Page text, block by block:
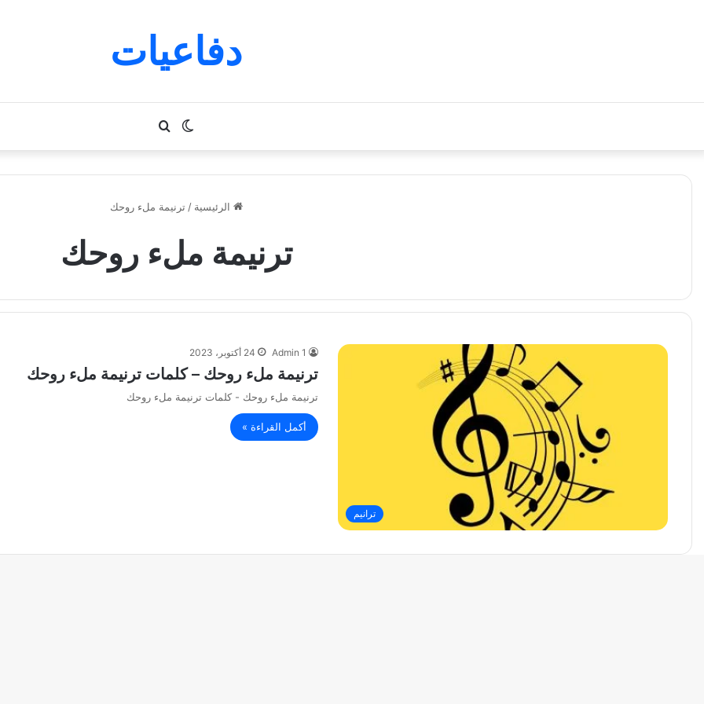
دفاعيات
بحث
عن
الوضع
المظلم
الرئيسية / ترنيمة ملء روحك
ترنيمة ملء روحك
ترانيم
Admin 1 24 أكتوبر، 2023
ترنيمة ملء روحك – كلمات ترنيمة ملء روحك
ترنيمة ملء روحك - كلمات ترنيمة ملء روحك
أكمل القراءة »